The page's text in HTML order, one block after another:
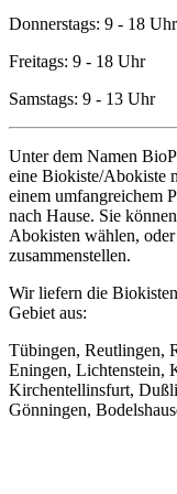
Donnerstags: 9 - 18 Uhr
Freitags: 9 - 18 Uhr
Samstags: 9 - 13 Uhr
Unter dem Namen
eine Biokiste/Abokiste
einem umfangreichem
nach Hause. Sie
Abokisten wählen,
zusammenstellen.
Wir liefern die
Gebiet aus:
Tübingen, Reutlingen,
Eningen, Lichtenstein,
Kirchentellinsfurt,
Gönningen,